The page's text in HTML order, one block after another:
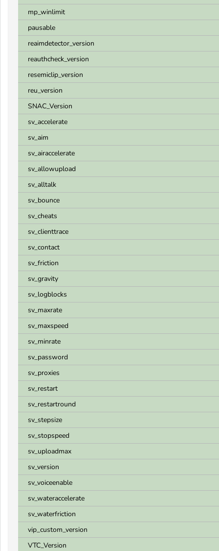
mp_winlimit
pausable
reaimdetector_version
reauthcheck_version
resemiclip_version
reu_version
SNAC_Version
sv_accelerate
sv_aim
sv_airaccelerate
sv_allowupload
sv_alltalk
sv_bounce
sv_cheats
sv_clienttrace
sv_contact
sv_friction
sv_gravity
sv_logblocks
sv_maxrate
sv_maxspeed
sv_minrate
sv_password
sv_proxies
sv_restart
sv_restartround
sv_stepsize
sv_stopspeed
sv_uploadmax
sv_version
sv_voiceenable
sv_wateraccelerate
sv_waterfriction
vip_custom_version
VTC_Version